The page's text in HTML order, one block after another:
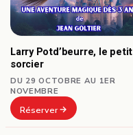
Larry Potd’beurre, le petit
sorcier
DU 29 OCTOBRE AU 1ER
NOVEMBRE
Réserver